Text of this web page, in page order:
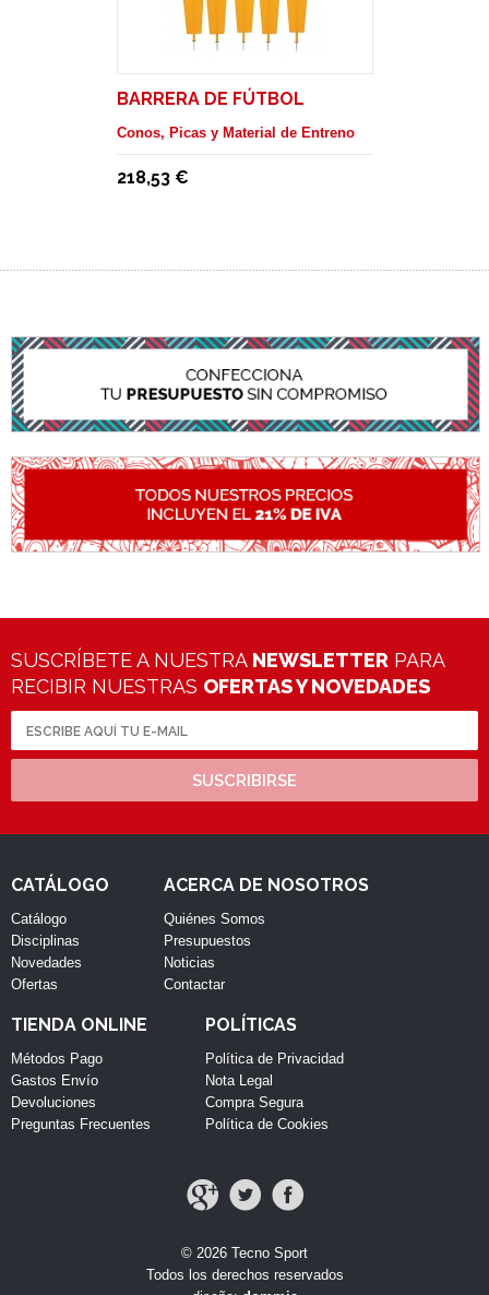
BARRERA DE FÚTBOL
Conos, Picas y Material de Entreno
218,53 €
SUSCRÍBETE A NUESTRA NEWSLETTER PARA
RECIBIR NUESTRAS OFERTAS Y NOVEDADES
SUSCRIBIRSE
CATÁLOGO
Catálogo
Disciplinas
Novedades
Ofertas
ACERCA DE NOSOTROS
Quiénes Somos
Presupuestos
Noticias
Contactar
TIENDA ONLINE
Métodos Pago
Gastos Envío
Devoluciones
Preguntas Frecuentes
POLÍTICAS
Política de Privacidad
Nota Legal
Compra Segura
Política de Cookies
© 2026 Tecno Sport
Todos los derechos reservados